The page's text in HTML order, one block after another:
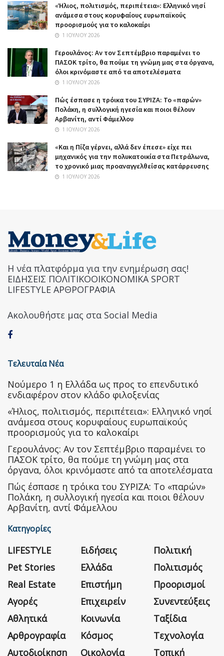
«Ήλιος, πολιτισμός, περιπέτεια»: Ελληνικό νησί
ανάμεσα στους κορυφαίους ευρωπαϊκούς
προορισμούς για το καλοκαίρι
1 ΙΟΥΛΊΟΥ 2026
Γερουλάνος: Αν τον Σεπτέμβριο παραμένει το
ΠΑΣΟΚ τρίτο, θα πούμε τη γνώμη μας στα όργανα,
όλοι κρινόμαστε από τα αποτελέσματα
1 ΙΟΥΛΊΟΥ 2026
Πώς έσπασε η τρόικα του ΣΥΡΙΖΑ: Το «παρών»
Πολάκη, η συλλογική ηγεσία και ποιοι θέλουν
Αρβανίτη, αντί Φάμελλου
1 ΙΟΥΛΊΟΥ 2026
«Και η Πίζα γέρνει, αλλά δεν έπεσε» είχε πει
μηχανικός για την πολυκατοικία στα Πετράλωνα,
το χρονικό μιας προαναγγελθείσας κατάρρευσης
1 ΙΟΥΛΊΟΥ 2026
Η νέα πλατφόρμα για την ενημέρωση σας!
ΕΙΔΗΣΕΙΣ ΠΟΛΙΤΙΚΟΟΙΚΟΝΟΜΙΚΑ SPORT
LIFESTYLE ΑΡΘΡΟΓΡΑΦΙΑ
Ακολουθήστε μας στα Social Media
Τελευταία Νέα
Nούμερο 1 η Ελλάδα ως προς το επενδυτικό
ενδιαφέρον στον κλάδο φιλοξενίας
«Ήλιος, πολιτισμός, περιπέτεια»: Ελληνικό νησί
ανάμεσα στους κορυφαίους ευρωπαϊκούς
προορισμούς για το καλοκαίρι
Γερουλάνος: Αν τον Σεπτέμβριο παραμένει το
ΠΑΣΟΚ τρίτο, θα πούμε τη γνώμη μας στα
όργανα, όλοι κρινόμαστε από τα αποτελέσματα
Πώς έσπασε η τρόικα του ΣΥΡΙΖΑ: Το «παρών»
Πολάκη, η συλλογική ηγεσία και ποιοι θέλουν
Αρβανίτη, αντί Φάμελλου
Κατηγορίες
LIFESTYLE
Pet Stories
Real Estate
Αγορές
Αθλητικά
Αρθρογραφία
Αυτοδιοίκηση
Ειδήσεις
Ελλάδα
Επιστήμη
Επιχειρείν
Κοινωνία
Κόσμος
Οικολογία
Πολιτική
Πολιτισμός
Προορισμοί
Συνεντεύξεις
Ταξίδια
Τεχνολογία
Τοπική